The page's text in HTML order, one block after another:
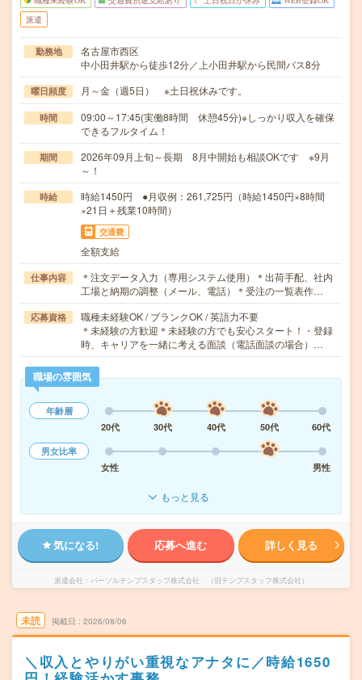
派遣
勤務地
名古屋市西区
中小田井駅から徒歩12分／上小田井駅から民間バス8分
曜日頻度 月～金（週5日） ※土日祝休みです。
時間
09:00～17:45(実働8時間 休憩45分)※しっかり収入を確保
できるフルタイム！
期間
2026年09月上旬～長期 8月中開始も相談OKです ※9月
～！
時給
時給1450円 ●月収例：261,725円（時給1450円×8時間
×21日＋残業10時間）
交通費
全額支給
仕事内容
＊注文データ入力（専用システム使用）＊出荷手配、社内
工場と納期の調整（メール、電話）＊受注の一覧表作…
応募資格
職種未経験OK / ブランクOK / 英語力不要
＊未経験の方歓迎＊未経験の方でも安心スタート！・登録
時、キャリアを一緒に考える面談（電話面談の場合）…
職場の雰囲気
年齢層
20代
30代 40代 50代
60代
男女比率
女性
男性
もっと見る
気になる! 応募へ進む 詳しく見る
派遣会社 パーソルテンプスタッフ株式会社 （旧テンプスタッフ株式会社）
未読 掲載日 2026/08/06
＼収入とやりがい重視なアナタに／時給1650